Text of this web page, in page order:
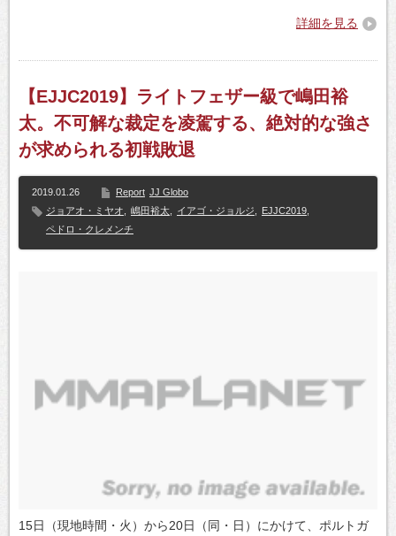
詳細を見る
【EJJC2019】ライトフェザー級で嶋田裕
太。不可解な裁定を凌駕する、絶対的な強さ
が求められる初戦敗退
2019.01.26 Report JJ Globo
ジョアオ・ミヤオ
嶋田裕太 イアゴ・ジョルジ EJJC2019
ペドロ・クレメンチ
15日（現地時間・火）から20日（同・日）にかけて、ポルトガ